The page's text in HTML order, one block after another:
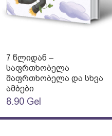
7 წლიდან –
საფრთხობელა
მაფრთხობელა და სხვა
ამბები
8.90 Gel